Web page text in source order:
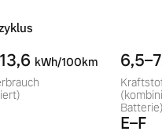
kWh/100km
Batterie)
E–F